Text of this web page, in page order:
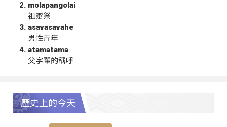
molapangolai
祖靈祭
asavasavahe
男性青年
atamatama
父字輩的稱呼
歷史上的今天